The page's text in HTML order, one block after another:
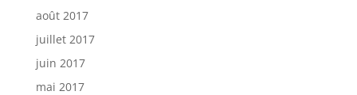
août 2017
juillet 2017
juin 2017
mai 2017